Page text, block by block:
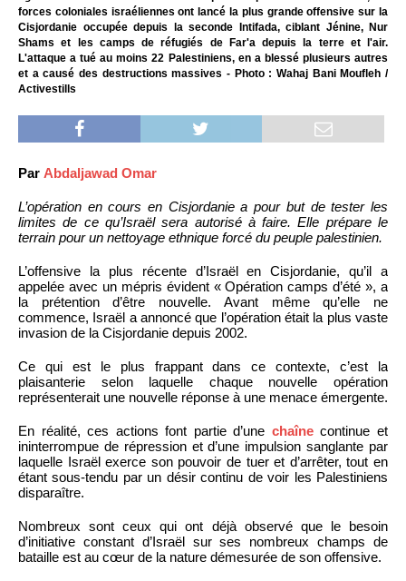
forces coloniales israéliennes ont lancé la plus grande offensive sur la
Cisjordanie occupée depuis la seconde Intifada, ciblant Jénine, Nur
Shams et les camps de réfugiés de Far'a depuis la terre et l'air.
L'attaque a tué au moins 22 Palestiniens, en a blessé plusieurs autres
et a causé des destructions massives - Photo : Wahaj Bani Moufleh /
Activestills
Par Abdaljawad Omar
L’opération en cours en Cisjordanie a pour but de tester les
limites de ce qu’Israël sera autorisé à faire. Elle prépare le
terrain pour un nettoyage ethnique forcé du peuple palestinien.
L’offensive la plus récente d’Israël en Cisjordanie, qu’il a
appelée avec un mépris évident « Opération camps d’été », a
la prétention d’être nouvelle. Avant même qu’elle ne
commence, Israël a annoncé que l’opération était la plus vaste
invasion de la Cisjordanie depuis 2002.
Ce qui est le plus frappant dans ce contexte, c’est la
plaisanterie selon laquelle chaque nouvelle opération
représenterait une nouvelle réponse à une menace émergente.
En réalité, ces actions font partie d’une chaînecontinue et
ininterrompue de répression et d’une impulsion sanglante par
laquelle Israël exerce son pouvoir de tuer et d’arrêter, tout en
étant sous-tendu par un désir continu de voir les Palestiniens
disparaître.
Nombreux sont ceux qui ont déjà observé que le besoin
d’initiative constant d’Israël sur ses nombreux champs de
bataille est au cœur de la nature démesurée de son offensive.